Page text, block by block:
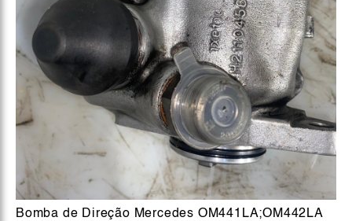
Bomba de Direção Mercedes OM441LA;OM442LA